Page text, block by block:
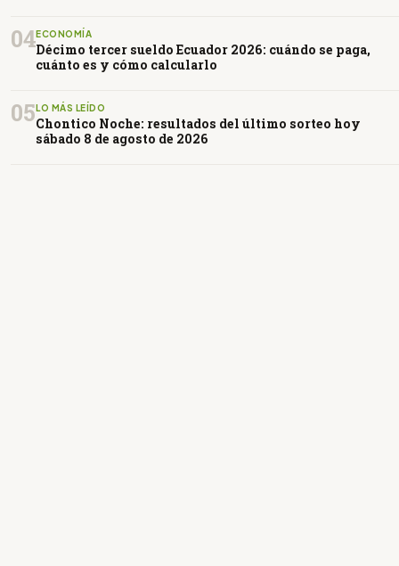
04ECONOMÍA
Décimo tercer sueldo Ecuador 2026: cuándo se paga,
cuánto es y cómo calcularlo
05LO MÁS LEÍDO
Chontico Noche: resultados del último sorteo hoy
sábado 8 de agosto de 2026